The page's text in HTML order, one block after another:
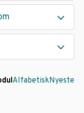
AlfabetiskNyeste